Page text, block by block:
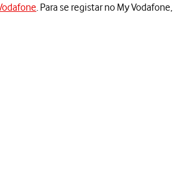
. Para se registar no My